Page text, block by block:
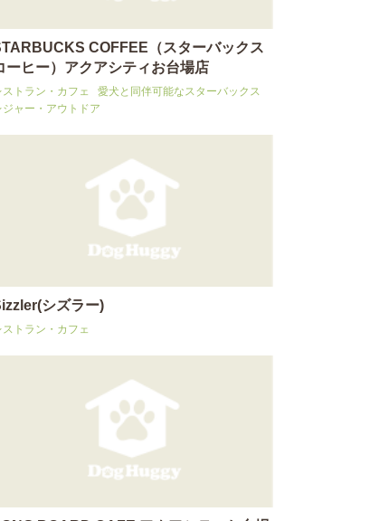
COFFEE（スターバックス
ーヒー）アクアシティお台場店
ストラン・カフェ
愛犬と同伴可能なスターバックス
ジャー・アウトドア
シズラー)
ストラン・カフェ